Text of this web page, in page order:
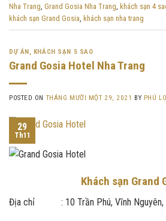
Nha Trang, Grand Gosia Nha Trang, khách sạn 4
khách sạn Grand Gosia, khách sạn nha trang
DỰ ÁN , KHÁCH SẠN 5 SAO
Grand Gosia Hotel Nha Trang
POSTED ON THÁNG MƯỜI MỘT 29, 2021 BY PHÚ
29
Th11
Khách sạn Grand
Địa chỉ : 10 Trần Phú, Vĩnh Nguyên,